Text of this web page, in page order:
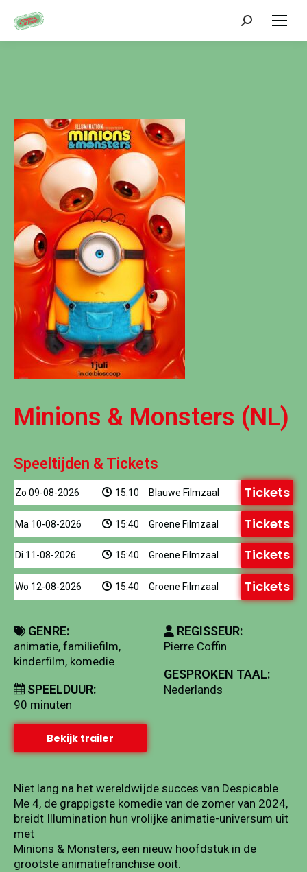
Zoeken:
Minions & Monsters (NL)
Speeltijden & Tickets
Zo 09-08-2026 15:10 Blauwe Filmzaal Tickets
Ma 10-08-2026 15:40 Groene Filmzaal Tickets
Di 11-08-2026 15:40 Groene Filmzaal Tickets
Wo 12-08-2026 15:40 Groene Filmzaal Tickets
GENRE:
animatie, familiefilm,
kinderfilm, komedie
SPEELDUUR:
90 minuten
REGISSEUR:
Pierre Coffin
GESPROKEN TAAL:
Nederlands
Bekijk trailer
Niet lang na het wereldwijde succes van Despicable
Me 4, de grappigste komedie van de zomer van 2024,
breidt Illumination hun vrolijke animatie-universum uit
met
Minions & Monsters, een nieuw hoofdstuk in de
grootste animatiefranchise ooit.